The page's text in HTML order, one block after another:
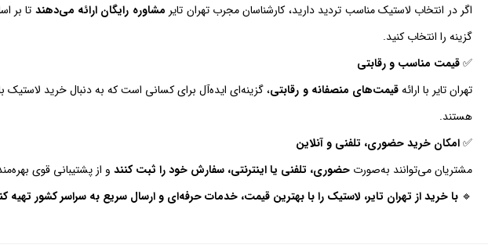
اگر در انتخاب لاستیک مناسب تردید دارید، کارشناسان مجرب تهران تایر مشاوره رایگان ارائه می‌دهند تا بر
گزینه را انتخاب کنید.
✅قیمت مناسب و رقابتی
تهران تایر با ارائهقیمت‌های منصفانه و رقابتی، گزینه‌ای ایده‌آل برای کسانی است که به دنبال خرید لاستیک
هستند.
✅امکان خرید حضوری، تلفنی و آنلاین
مشتریان می‌توانند به‌صورت حضوری، تلفنی یا اینترنتی، سفارش خود را ثبت کنند و از پشتیبانی قوی
🔹 با خرید از تهران تایر، لاستیک را با بهترین قیمت، خدمات حرفه‌ای و ارسال سریع به سراسر کشور تهیه